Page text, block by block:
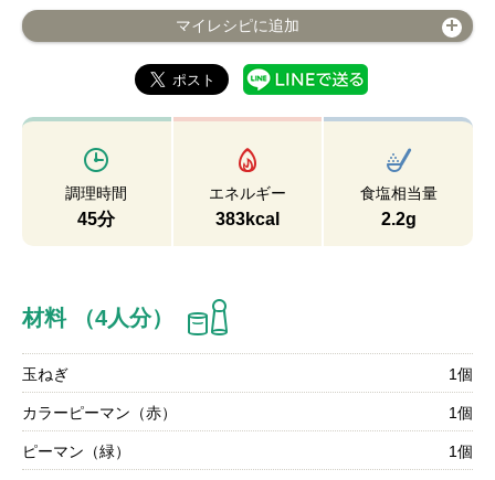
マイレシピに追加
調理時間
45分
エネルギー
383kcal
食塩相当量
2.2g
材料 （4人分）
玉ねぎ 1個
カラーピーマン（赤） 1個
ピーマン（緑） 1個